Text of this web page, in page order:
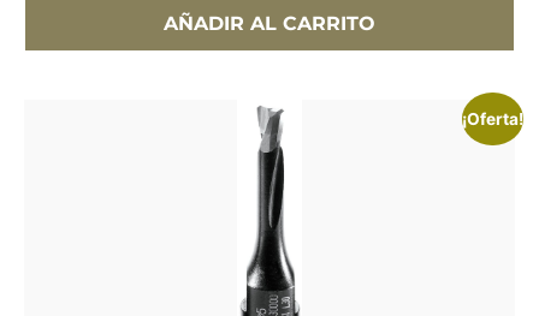
AÑADIR AL CARRITO
¡Oferta!